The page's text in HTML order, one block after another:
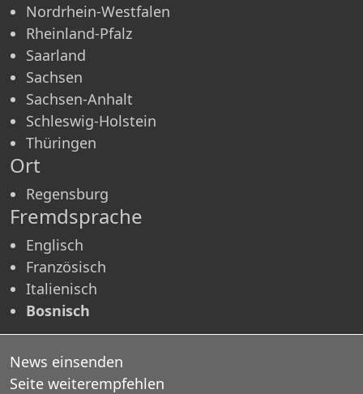
Nordrhein-Westfalen
Rheinland-Pfalz
Saarland
Sachsen
Sachsen-Anhalt
Schleswig-Holstein
Thüringen
Ort
Regensburg
Fremdsprache
Englisch
Französisch
Italienisch
Bosnisch
News einsenden
Seite weiterempfehlen